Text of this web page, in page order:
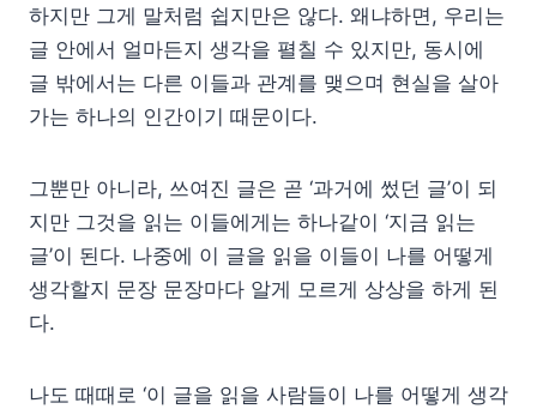
하지만 그게 말처럼 쉽지만은 않다. 왜냐하면, 우리는
글 안에서 얼마든지 생각을 펼칠 수 있지만, 동시에
글 밖에서는 다른 이들과 관계를 맺으며 현실을 살아
가는 하나의 인간이기 때문이다.
그뿐만 아니라, 쓰여진 글은 곧 ‘과거에 썼던 글’이 되
지만 그것을 읽는 이들에게는 하나같이 ‘지금 읽는
글’이 된다. 나중에 이 글을 읽을 이들이 나를 어떻게
생각할지 문장 문장마다 알게 모르게 상상을 하게 된
다.
나도 때때로 ‘이 글을 읽을 사람들이 나를 어떻게 생각